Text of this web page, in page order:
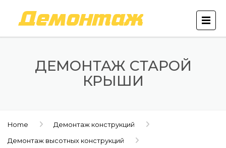
ДЕМОНТАЖ СТАРОЙ
КРЫШИ
Home
Демонтаж конструкций
Демонтаж высотных конструкций